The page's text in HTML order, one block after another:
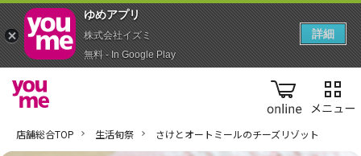
online
店舗総合TOP 生活旬祭 さけとオートミールのチーズリゾット​
ゆめアプ‪リ‬
株式会社イズミ
無料 - In Google Play
詳細